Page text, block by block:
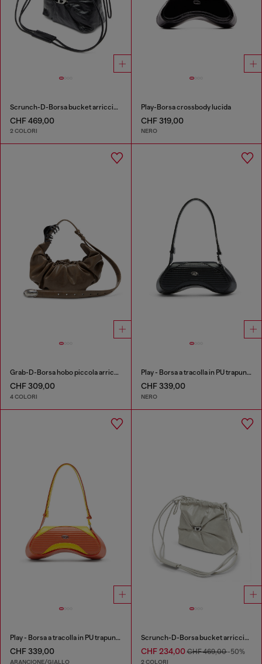
Scrunch-D-Borsa bucket arricciata in pelle lucida
CHF 469,00
2 COLORI
Play-Borsa crossbody lucida
CHF 319,00
NERO
Grab-D-Borsa hobo piccola arricciata
CHF 309,00
4 COLORI
Play - Borsa a tracolla in PU trapuntato e traforato
CHF 339,00
NERO
Play - Borsa a tracolla in PU trapuntato e traforato
CHF 339,00
ARANCIONE/GIALLO
Scrunch-D-Borsa bucket arricciata in pelle lucida
CHF 234,00CHF 469,00-50%
2 COLORI